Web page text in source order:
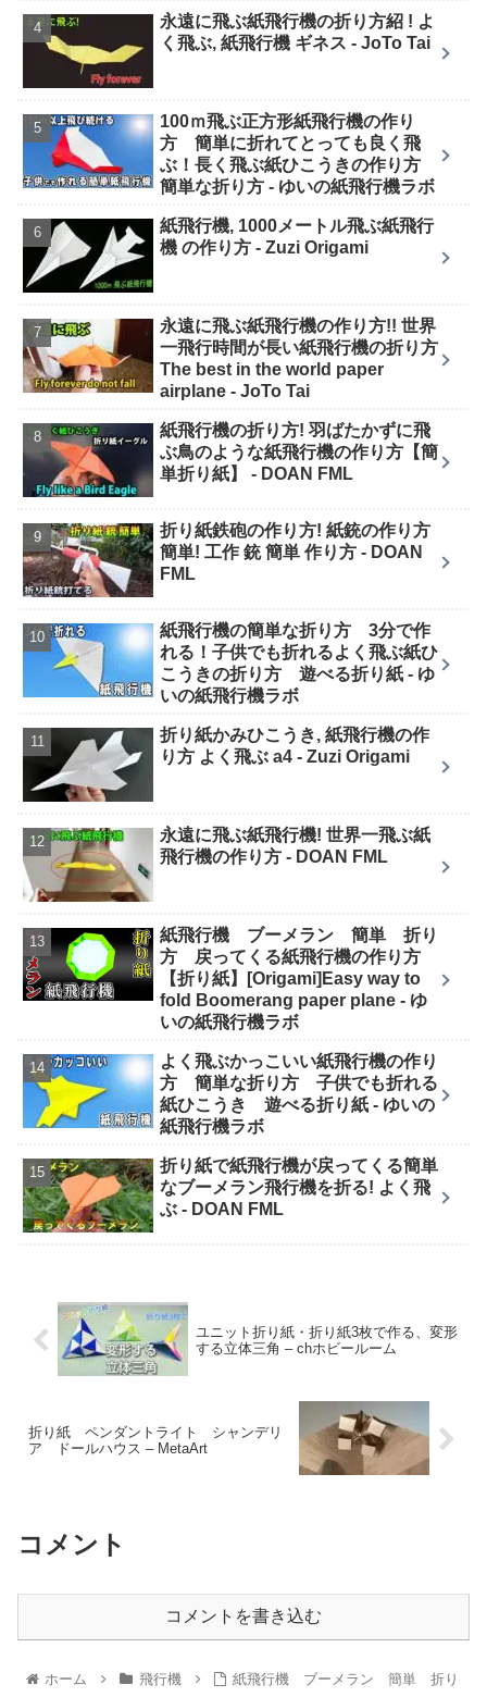
永遠に飛ぶ紙飛行機の折り方紹 ! よ
く飛ぶ, 紙飛行機 ギネス - JoTo Tai
100ｍ飛ぶ正方形紙飛行機の作り
方 簡単に折れてとっても良く飛
ぶ！長く飛ぶ紙ひこうきの作り方
簡単な折り方 - ゆいの紙飛行機ラボ
紙飛行機, 1000メートル飛ぶ紙飛行
機 の作り方 - Zuzi Origami
永遠に飛ぶ紙飛行機の作り方!! 世界
一飛行時間が長い紙飛行機の折り方
The best in the world paper
airplane - JoTo Tai
紙飛行機の折り方! 羽ばたかずに飛
ぶ鳥のような紙飛行機の作り方【簡
単折り紙】 - DOAN FML
折り紙鉄砲の作り方! 紙銃の作り方
簡単! 工作 銃 簡単 作り方 - DOAN
FML
紙飛行機の簡単な折り方 3分で作
れる！子供でも折れるよく飛ぶ紙ひ
こうきの折り方 遊べる折り紙 - ゆ
いの紙飛行機ラボ
折り紙かみひこうき, 紙飛行機の作
り方 よく飛ぶ a4 - Zuzi Origami
永遠に飛ぶ紙飛行機! 世界一飛ぶ紙
飛行機の作り方 - DOAN FML
紙飛行機 ブーメラン 簡単 折り
方 戻ってくる紙飛行機の作り方
【折り紙】[Origami]Easy way to
fold Boomerang paper plane - ゆ
いの紙飛行機ラボ
よく飛ぶかっこいい紙飛行機の作り
方 簡単な折り方 子供でも折れる
紙ひこうき 遊べる折り紙 - ゆいの
紙飛行機ラボ
折り紙で紙飛行機が戻ってくる簡単
なブーメラン飛行機を折る! よく飛
ぶ - DOAN FML
ユニット折り紙・折り紙3枚で作る、変形
する立体三角 – chホビールーム
折り紙 ペンダントライト シャンデリ
ア ドールハウス – MetaArt
コメント
コメントを書き込む
ホーム 飛行機
紙飛行機 ブーメラン 簡単 折り